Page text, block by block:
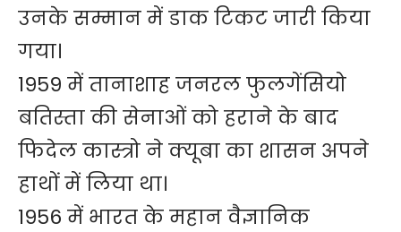
उनके सम्मान में डाक टिकट जारी किया
गया।
1959 में तानाशाह जनरल फुलगेंसियो
बतिस्ता की सेनाओं को हराने के बाद
फिदेल कास्त्रो ने क्यूबा का शासन अपने
हाथों में लिया था।
1956 में भारत के महान वैज्ञानिक